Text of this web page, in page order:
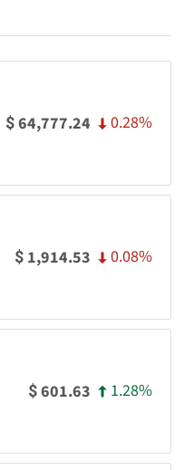
$64,777.24 0.28%
$ 1,914.53 0.08%
$601.63 1.28%